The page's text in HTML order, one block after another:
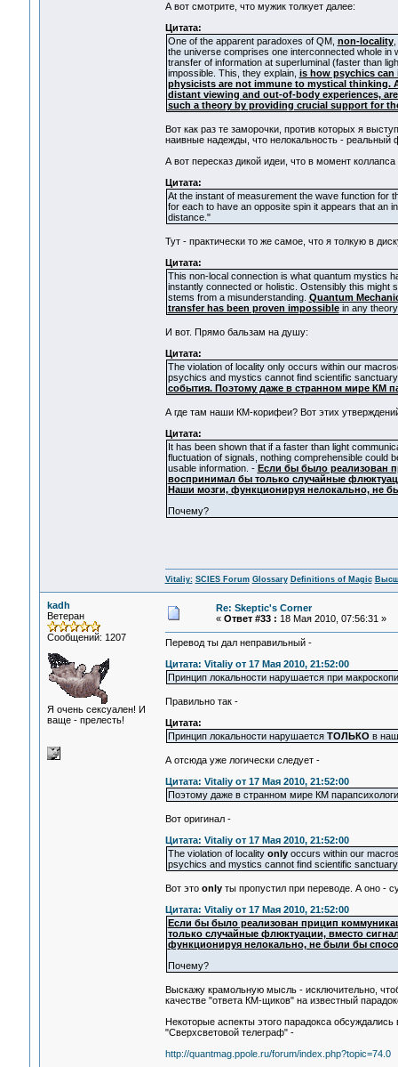
А вот смотрите, что мужик толкует далее:
Цитата:
One of the apparent paradoxes of QM, non-locality,
the universe comprises one interconnected whole in
transfer of information at superluminal (faster than
impossible. This, they explain, is how psychics
physicists are not immune to mystical thinking.
distant viewing and out-of-body experiences,
such a theory by providing crucial support for
Вот как раз те заморочки, против которых я
наивные надежды, что нелокальность - реальный
А вот пересказ дикой идеи, что в момент
Цитата:
At the instant of measurement the wave function for
for each to have an opposite spin it appears that an
distance."
Тут - практически то же самое, что я толкую в
Цитата:
This non-local connection is what quantum mystics
instantly connected or holistic. Ostensibly this might
stems from a misunderstanding. Quantum
transfer has been proven impossiblein any theory
И вот. Прямо бальзам на душу:
Цитата:
The violation of locality only occurs within our
psychics and mystics cannot find scientific
события. Поэтому даже в странном мире КМ
А где там наши КМ-корифеи? Вот этих
Цитата:
It has been shown that if a faster than light
fluctuation of signals, nothing comprehensible could
usable information. - Если бы было реализован
воспринимал бы только случайные
Наши мозги, функционируя нелокально, не
Почему?
Vitaliy: SCIES Forum Glossary Definitions of Magic
kadh
Ветеран
Сообщений: 1207
Я очень сексуален! И
ваще - прелесть!
Re: Skeptic's Corner
« Ответ #33 : 18 Мая 2010, 07:56:31 »
Перевод ты дал неправильный -
Цитата: Vitaliy от 17 Мая 2010, 21:52:00
Принцип локальности нарушается при
Правильно так -
Цитата:
Принцип локальности нарушается ТОЛЬКО в
А отсюда уже логически следует -
Цитата: Vitaliy от 17 Мая 2010, 21:52:00
Поэтому даже в странном мире КМ
Вот оригинал -
Цитата: Vitaliy от 17 Мая 2010, 21:52:00
The violation of locality onlyoccurs within our
psychics and mystics cannot find scientific
Вот это onlyты пропустил при переводе. А оно -
Цитата: Vitaliy от 17 Мая 2010, 21:52:00
Если бы было реализован прицип
только случайные флюктуации, вместо
функционируя нелокально, не были бы
Почему?
Выскажу крамольную мысль - исключительно,
качестве "ответа КМ-щиков" на известный
Некоторые аспекты этого парадокса
"Сверхсветовой телеграф" -
http://quantmag.ppole.ru/forum/index.php?topic=74.0